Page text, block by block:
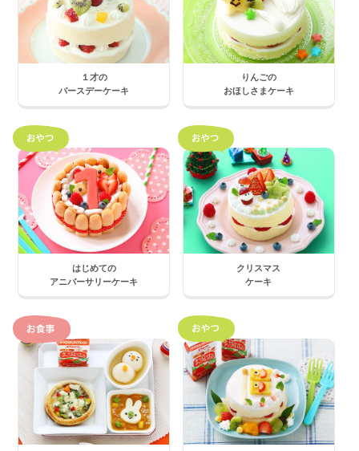
１才の
バースデーケーキ
りんごの
おほしさまケーキ
はじめての
アニバーサリーケーキ
クリスマス
ケーキ